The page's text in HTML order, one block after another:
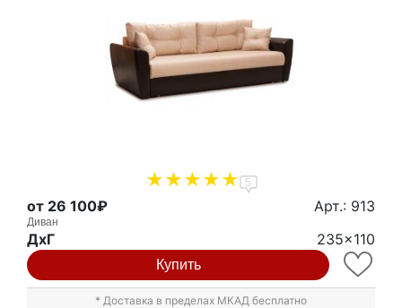
5
от 26 100₽ Арт.: 913
Диван
ДxГ 235x110
Купить
* Доставка в пределах МКАД бесплатно